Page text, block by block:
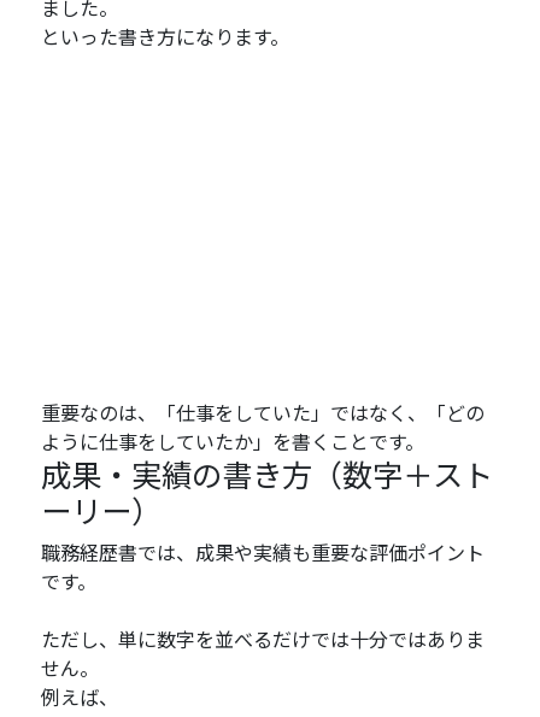
ました。
といった書き方になります。
重要なのは、「仕事をしていた」ではなく、「どの
ように仕事をしていたか」を書くことです。
成果・実績の書き方（数字＋スト
ーリー）
職務経歴書では、成果や実績も重要な評価ポイント
です。
ただし、単に数字を並べるだけでは十分ではありま
せん。
例えば、